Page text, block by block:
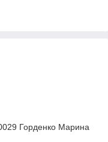
Горденко Марина